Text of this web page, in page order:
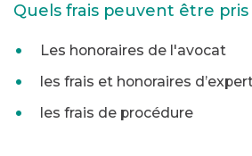
Quels frais peuvent être
Les honoraires de l'avocat
les frais et honoraires
les frais de procédure